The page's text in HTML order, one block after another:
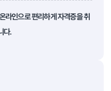
라인으로 편리하게 자격증을 취
다.